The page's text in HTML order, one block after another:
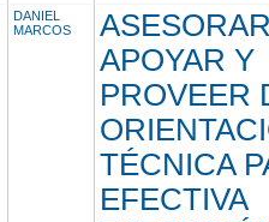
DANIEL
MARCOS
APOYAR Y
PROVEER
TÉCNICA
EFECTIVA